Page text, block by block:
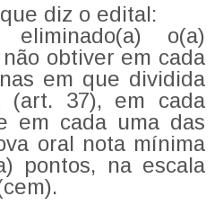
diz o edital:
o(a)
obtiver em cada
em que dividida
(art. 37), em cada
em cada uma das
oral nota mínima
pontos, na escala